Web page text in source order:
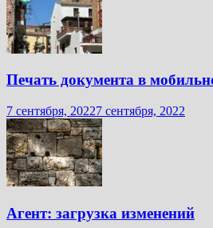
Печать документа в
7 сентября, 20227 сентября, 2022
Агент: загрузка изменений